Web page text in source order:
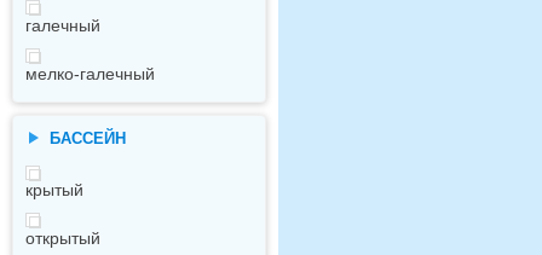
галечный
мелко-галечный
БАССЕЙН
крытый
открытый